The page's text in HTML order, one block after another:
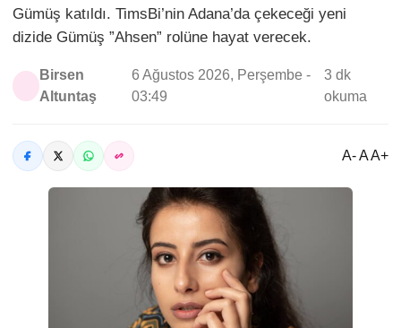
Gümüş katıldı. TimsBi’nin Adana’da çekeceği yeni
dizide Gümüş ”Ahsen” rolüne hayat verecek.
Birsen
Altuntaş
6 Ağustos 2026, Perşembe -
03:49
3 dk
okuma
A- A A+